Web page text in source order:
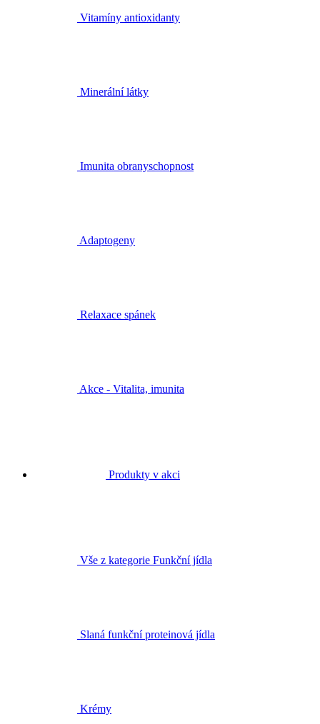
Vitamíny antioxidanty
Minerální látky
Imunita obranyschopnost
Adaptogeny
Relaxace spánek
Akce - Vitalita, imunita
Produkty v akci
Vše z kategorie Funkční jídla
Slaná funkční proteinová jídla
Krémy